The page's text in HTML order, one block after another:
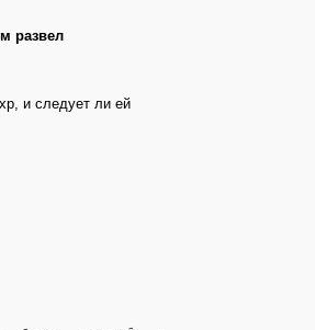
развел
и следует ли ей